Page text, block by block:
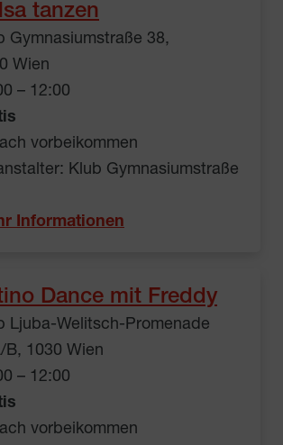
tanzen
Gymnasiumstraße 38,
Wien
– 12:00
vorbeikommen
Klub Gymnasiumstraße
Informationen
Dance mit Freddy
Ljuba-Welitsch-Promenade
B, 1030 Wien
– 12:00
vorbeikommen